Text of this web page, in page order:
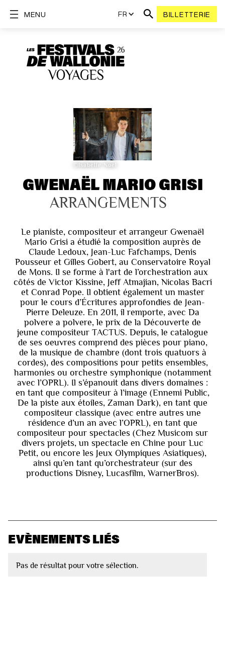
FR BILLETTERIE
MENU
©Isabelle Noël
GWENAËL MARIO GRISI
ARRANGEMENTS
Le pianiste, compositeur et arrangeur Gwenaël
Mario Grisi a étudié la composition auprès de
Claude Ledoux, Jean-Luc Fafchamps, Denis
Pousseur et Gilles Gobert, au Conservatoire Royal
de Mons. Il se forme à l'art de l’orchestration aux
côtés de Victor Kissine, Jeff Atmajian, Nicolas Bacri
et Conrad Pope. Il obtient également un master
pour le cours d’Écritures approfondies de Jean-
Pierre Deleuze. En 2011, il remporte, avec Da
polvere a polvere, le prix de la Découverte de
jeune compositeur TACTUS. Depuis, le catalogue
de ses oeuvres comprend des pièces pour piano,
de la musique de chambre (dont trois quatuors à
cordes), des compositions pour petits ensembles,
harmonies ou orchestre symphonique (notamment
avec l’OPRL). Il s’épanouit dans divers domaines :
en tant que compositeur à l’image (Ennemi Public,
De la piste aux étoiles, Zaman Dark), en tant que
compositeur classique (avec entre autres une
résidence d’un an avec l’OPRL), en tant que
compositeur pour spectacles (Chez Musicom sur
divers projets, un spectacle en Chine pour Luc
Petit, ou encore les Jeux Olympiques Asiatiques),
ainsi qu’en tant qu’orchestrateur (sur des
productions Disney, Lucasfilm, WarnerBros).
EVÈNEMENTS LIÉS
Pas de résultat pour votre sélection.